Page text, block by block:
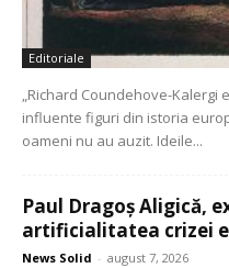
Editoriale
„Richard Coundehove-Kalergi
influente figuri din istoria
oameni nu au auzit. Ideile...
Paul Dragoș Aligică,
artificialitatea crizei
News Solid - august 7, 2026